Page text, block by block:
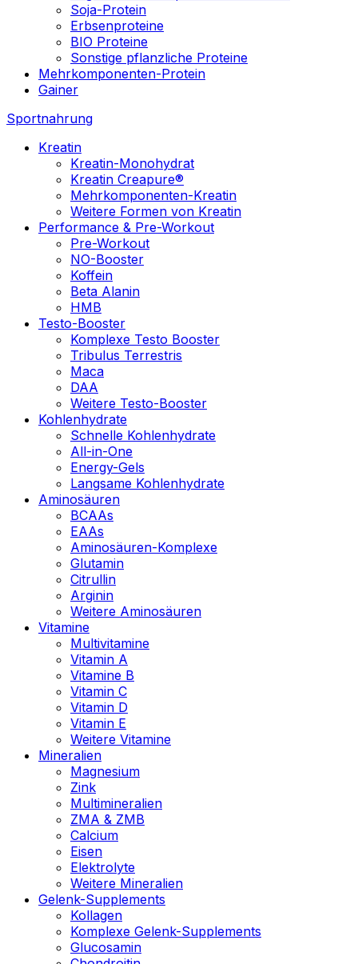
Soja-Protein
Erbsenproteine
BIO Proteine
Sonstige pflanzliche Proteine
Mehrkomponenten-Protein
Gainer
Sportnahrung
Kreatin
Kreatin-Monohydrat
Kreatin Creapure®
Mehrkomponenten-Kreatin
Weitere Formen von Kreatin
Performance & Pre-Workout
Pre-Workout
NO-Booster
Koffein
Beta Alanin
HMB
Testo-Booster
Komplexe Testo Booster
Tribulus Terrestris
Maca
DAA
Weitere Testo-Booster
Kohlenhydrate
Schnelle Kohlenhydrate
All-in-One
Energy-Gels
Langsame Kohlenhydrate
Aminosäuren
BCAAs
EAAs
Aminosäuren-Komplexe
Glutamin
Citrullin
Arginin
Weitere Aminosäuren
Vitamine
Multivitamine
Vitamin A
Vitamine B
Vitamin C
Vitamin D
Vitamin E
Weitere Vitamine
Mineralien
Magnesium
Zink
Multimineralien
ZMA & ZMB
Calcium
Eisen
Elektrolyte
Weitere Mineralien
Gelenk-Supplements
Kollagen
Komplexe Gelenk-Supplements
Glucosamin